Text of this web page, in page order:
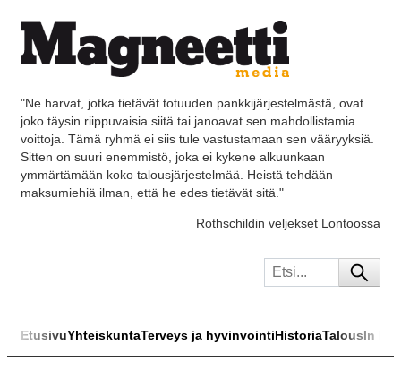
"Ne harvat, jotka tietävät totuuden pankkijärjestelmästä, ovat
joko täysin riippuvaisia siitä tai janoavat sen mahdollistamia
voittoja. Tämä ryhmä ei siis tule vastustamaan sen vääryyksiä.
Sitten on suuri enemmistö, joka ei kykene alkuunkaan
ymmärtämään koko talousjärjestelmää. Heistä tehdään
maksumiehiä ilman, että he edes tietävät sitä."
Rothschildin veljekset Lontoossa
EtusivuYhteiskuntaTerveys ja hyvinvointiHistoriaTalousIn